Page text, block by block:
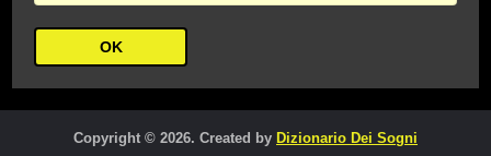
Copyright © 2026. Created by Dizionario Dei Sogni